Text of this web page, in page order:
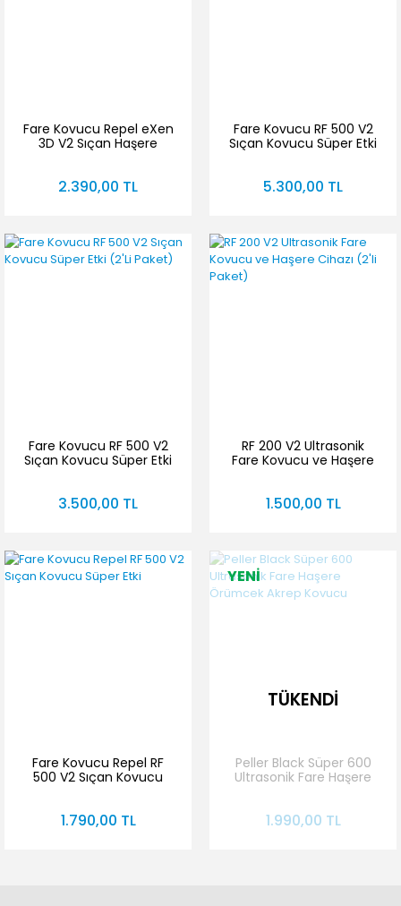
Fare Kovucu Repel eXen
3D V2 Sıçan Haşere
2.390,00 TL
Fare Kovucu RF 500 V2
Sıçan Kovucu Süper Etki
5.300,00 TL
Fare Kovucu RF 500 V2
Sıçan Kovucu Süper Etki
3.500,00 TL
RF 200 V2 Ultrasonik
Fare Kovucu ve Haşere
1.500,00 TL
Fare Kovucu Repel RF
500 V2 Sıçan Kovucu
1.790,00 TL
YENİ
TÜKENDİ
Peller Black Süper 600
Ultrasonik Fare Haşere
1.990,00 TL